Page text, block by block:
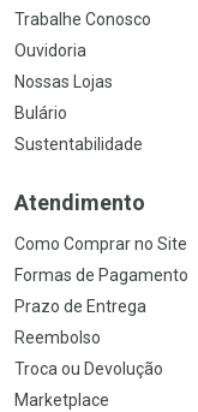
Trabalhe Conosco
Ouvidoria
Nossas Lojas
Bulário
Sustentabilidade
Atendimento
Como Comprar no Site
Formas de Pagamento
Prazo de Entrega
Reembolso
Troca ou Devolução
Marketplace